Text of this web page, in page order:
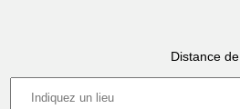
Distance de